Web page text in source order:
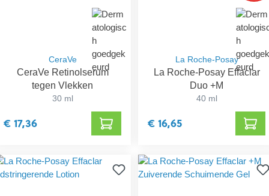
CeraVe
CeraVe Retinolserum
tegen Vlekken
30 ml
€ 17,36
La Roche-Posay
La Roche-Posay Effaclar
Duo +M
40 ml
€ 16,65